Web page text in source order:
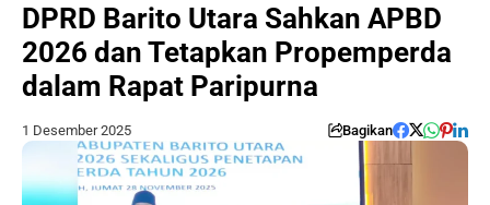
DPRD Barito Utara Sahkan APBD
2026 dan Tetapkan Propemperda
dalam Rapat Paripurna
1 Desember 2025 Bagikan